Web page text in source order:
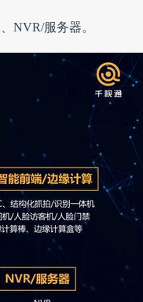
NVR/服务器。